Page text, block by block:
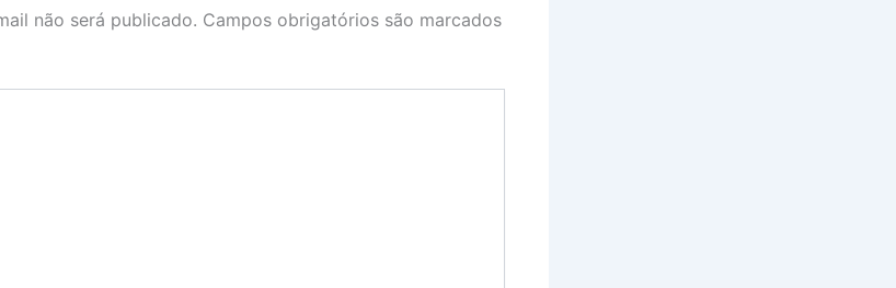
não será publicado. Campos obrigatórios são marcados